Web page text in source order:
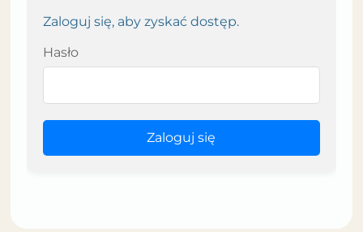
Zaloguj się, aby zyskać dostęp.
Hasło
Zaloguj się